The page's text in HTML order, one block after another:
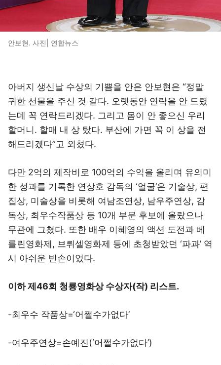
안보현. 사진| 연합뉴스
아버지 생신날 수상의 기쁨을 안은 안보현은 “정말
귀한 선물을 주신 것 같다. 오랫동안 연락을 안 드렸
는데 꼭 연락드리겠다. 그리고 몸이 안 좋으신 우리
할머니. 할매 내 상 탔다. 부산에 가면 꼭 이 상을 전
해드리겠다”고 외쳤다.
다만 2억의 제작비로 100억의 수익을 올리며 유의미
한 성과를 기록한 연상호 감독의 ‘얼굴’은 기술상, 편
집상, 미술상을 비롯해 여남조연상, 남우주연상, 감
독상, 최우수작품상 등 10개 부문 후보에 올랐으나
무관에 그쳤다. 또한 배우 이혜영의 액션 도전과 베
를린영화제, 브뤼셀영화제 등에 초청받았던 ‘파과’ 역
시 아쉬운 빈손이었다.
이하 제46회 청룡영화상 수상자(작) 리스트.
-최우수 작품상=‘어쩔수가없다’
-여우주연상=손예진(‘어쩔수가없다’)